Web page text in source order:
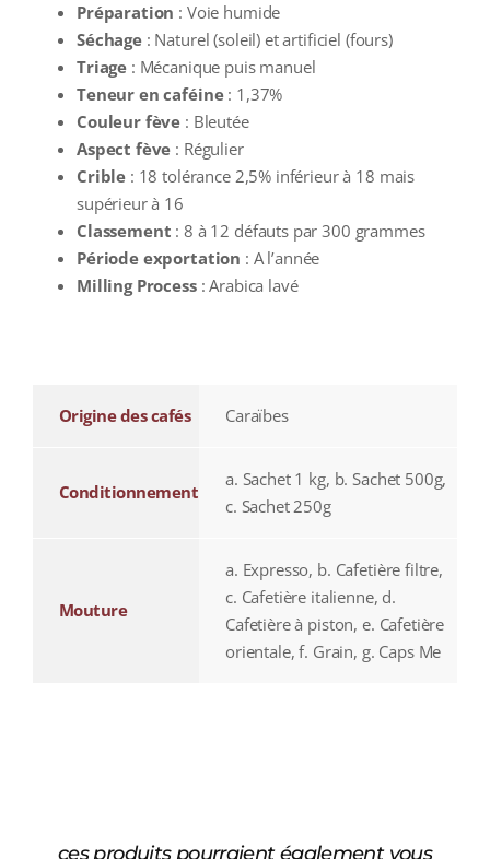
Préparation : Voie humide
Séchage: Naturel (soleil) et artificiel (fours)
Triage : Mécanique puis manuel
Teneur en caféine: 1,37%
Couleur fève : Bleutée
Aspect fève : Régulier
Crible : 18 tolérance 2,5% inférieur à 18 mais
supérieur à 16
Classement : 8 à 12 défauts par 300 grammes
Période exportation : A l’année
Milling Process: Arabica lavé
Origine des cafés Caraïbes
Conditionnement
a. Sachet 1 kg, b. Sachet 500g,
c. Sachet 250g
Mouture
a. Expresso, b. Cafetière filtre,
c. Cafetière italienne, d.
Cafetière à piston, e. Cafetière
orientale, f. Grain, g. Caps Me
ces produits pourraient également vous